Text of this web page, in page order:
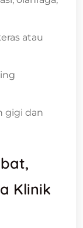
atau
gigi dan
Klinik